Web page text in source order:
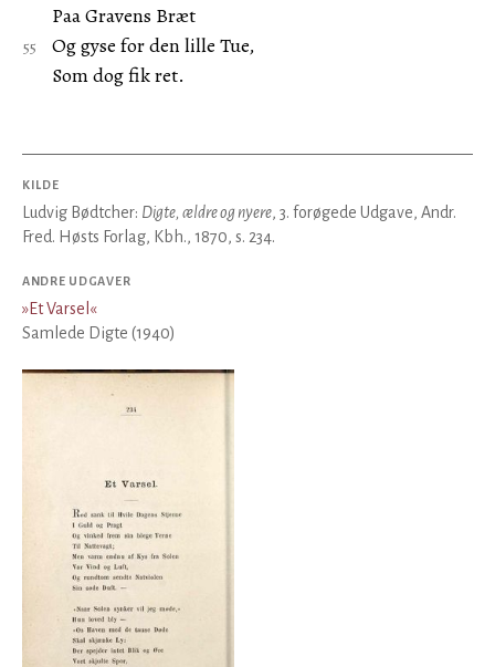
Paa Gravens Bræt
Og gyse for den lille Tue,
Som dog fik ret.
KILDE
Ludvig Bødtcher: Digte, ældre og nyere, 3. forøgede Udgave, Andr.
Fred. Høsts Forlag, Kbh., 1870, s. 234.
ANDRE UDGAVER
»Et Varsel «
Samlede Digte (1940)